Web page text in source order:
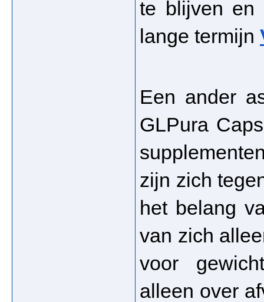
te blijven en
lange termijn
Een ander
GLPura
zijn zich
het belang
van zich
voor
alleen over